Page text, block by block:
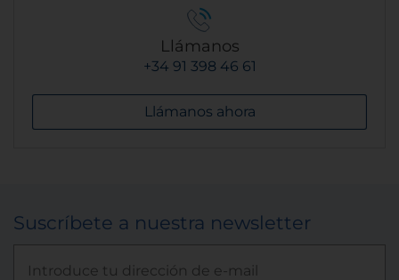
Llámanos
+34 91 398 46 61
Llámanos ahora
Suscríbete a nuestra newsletter